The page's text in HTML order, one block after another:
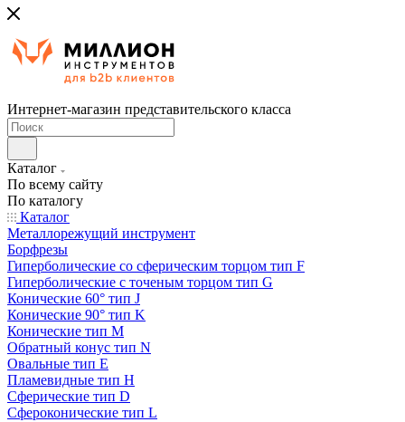
Интернет-магазин представительского класса
Каталог
По всему сайту
По каталогу
Каталог
Металлорежущий инструмент
Борфрезы
Гиперболические cо сферическим торцом тип F
Гиперболические с точеным торцом тип G
Конические 60° тип J
Конические 90° тип K
Конические тип M
Обратный конус тип N
Овальные тип E
Пламевидные тип H
Сферические тип D
Сфероконические тип L